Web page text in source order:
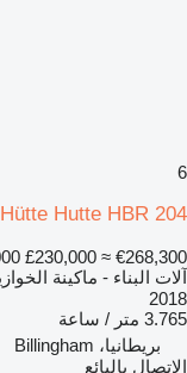
6
Hütte Hutte HBR 204
£230,000 ≈ €268,300
آلات البناء - ماكينة
2018
3.765 متر / ساعة
بريطانيا، Billingham
الاتصال بالبائع